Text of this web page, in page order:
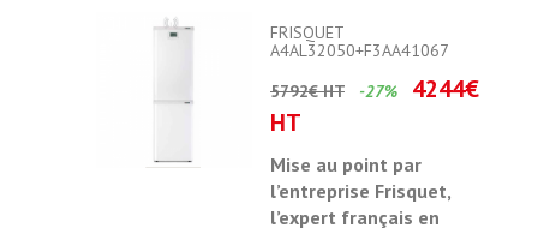
FRISQUET
A4AL32050+F3AA41067
5792€ HT
-27%
4244€
HT
Mise au point par
l’entreprise Frisquet,
l’expert français en